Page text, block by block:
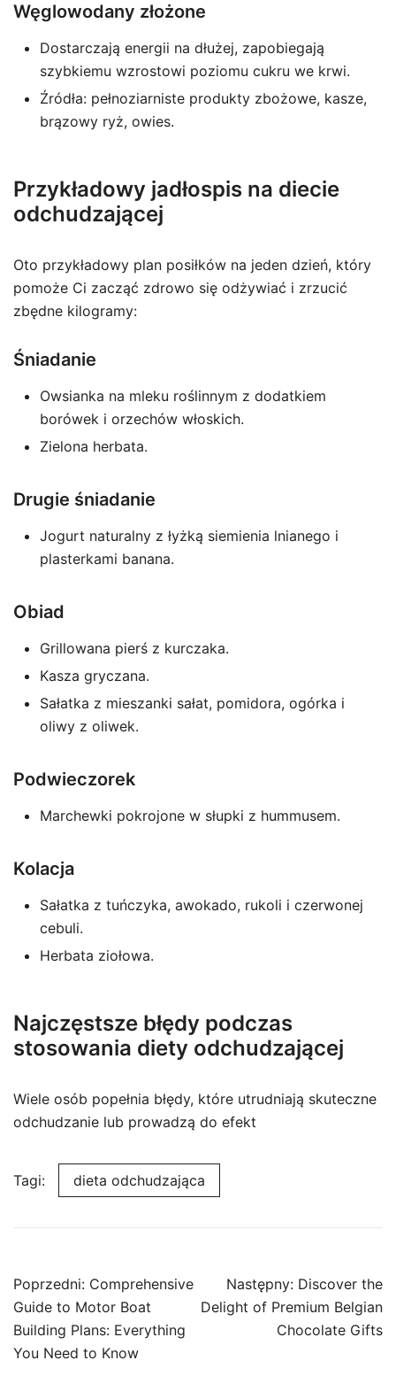
Węglowodany złożone
Dostarczają energii na dłużej, zapobiegają
szybkiemu wzrostowi poziomu cukru we krwi.
Źródła: pełnoziarniste produkty zbożowe, kasze,
brązowy ryż, owies.
Przykładowy jadłospis na diecie
odchudzającej
Oto przykładowy plan posiłków na jeden dzień, który
pomoże Ci zacząć zdrowo się odżywiać i zrzucić
zbędne kilogramy:
Śniadanie
Owsianka na mleku roślinnym z dodatkiem
borówek i orzechów włoskich.
Zielona herbata.
Drugie śniadanie
Jogurt naturalny z łyżką siemienia lnianego i
plasterkami banana.
Obiad
Grillowana pierś z kurczaka.
Kasza gryczana.
Sałatka z mieszanki sałat, pomidora, ogórka i
oliwy z oliwek.
Podwieczorek
Marchewki pokrojone w słupki z hummusem.
Kolacja
Sałatka z tuńczyka, awokado, rukoli i czerwonej
cebuli.
Herbata ziołowa.
Najczęstsze błędy podczas
stosowania diety odchudzającej
Wiele osób popełnia błędy, które utrudniają skuteczne
odchudzanie lub prowadzą do efekt
Tagi: dieta odchudzająca
Nawigacja
wpisu
Poprzedni: Comprehensive
Guide to Motor Boat
Building Plans: Everything
You Need to Know
Następny: Discover the
Delight of Premium Belgian
Chocolate Gifts